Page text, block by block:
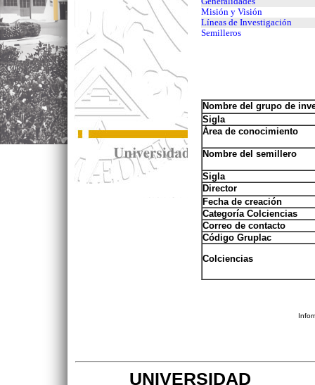
Misión y Visión
Líneas de Investigación
Semilleros
Nombre del grupo de
Sigla
Área de conocimiento
Nombre del semillero
Sigla
Director
Fecha de creación
Categoría Colciencias
Correo de contacto
Código Gruplac
Colciencias
UNIVERSIDAD